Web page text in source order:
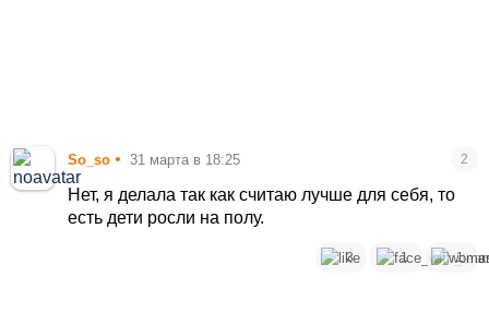
So_so • 31 марта в 18:25 2
Нет, я делала так как считаю лучше для себя, то
есть дети росли на полу.
3 1 1